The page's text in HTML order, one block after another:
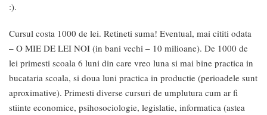
:).
Cursul costa 1000 de lei. Retineti suma! Eventual, mai cititi odata
– O MIE DE LEI NOI (in bani vechi – 10 milioane). De 1000 de
lei primesti scoala 6 luni din care vreo luna si mai bine practica in
bucataria scoala, si doua luni practica in productie (perioadele sunt
aproximative). Primesti diverse cursuri de umplutura cum ar fi
stiinte economice, psihosociologie, legislatie, informatica (astea